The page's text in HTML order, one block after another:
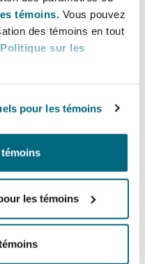
témoins. Vous pouvez
des témoins en tout
Politique sur les
pour les témoins
les témoins
leading insurance
international
Bangkok office.
and
complex insurance
on major claims and
corporate and
and corporate